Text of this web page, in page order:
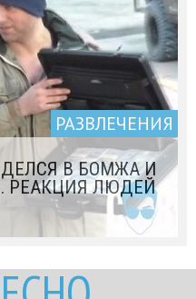
РАЗВЛЕЧЕНИЯ
В БОМЖА И
РЕАКЦИЯ ЛЮДЕЙ